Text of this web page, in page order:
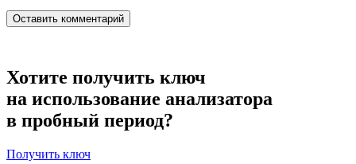
Хотите получить ключ
на использование анализатора
в пробный период?
Получить ключ